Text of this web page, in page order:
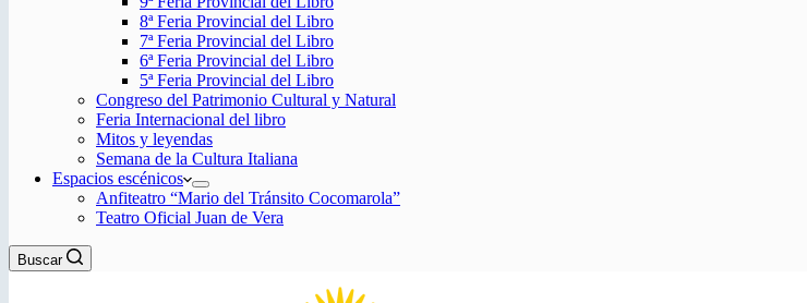
8ª Feria Provincial del Libro
7ª Feria Provincial del Libro
6ª Feria Provincial del Libro
5ª Feria Provincial del Libro
Congreso del Patrimonio Cultural y Natural
Feria Internacional del libro
Mitos y leyendas
Semana de la Cultura Italiana
Espacios escénicos
Anfiteatro “Mario del Tránsito Cocomarola”
Teatro Oficial Juan de Vera
Buscar